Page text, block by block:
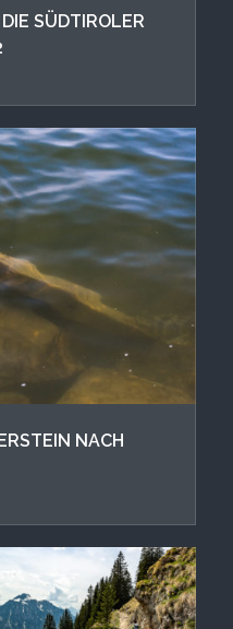
SÜDTIROLER
NACH